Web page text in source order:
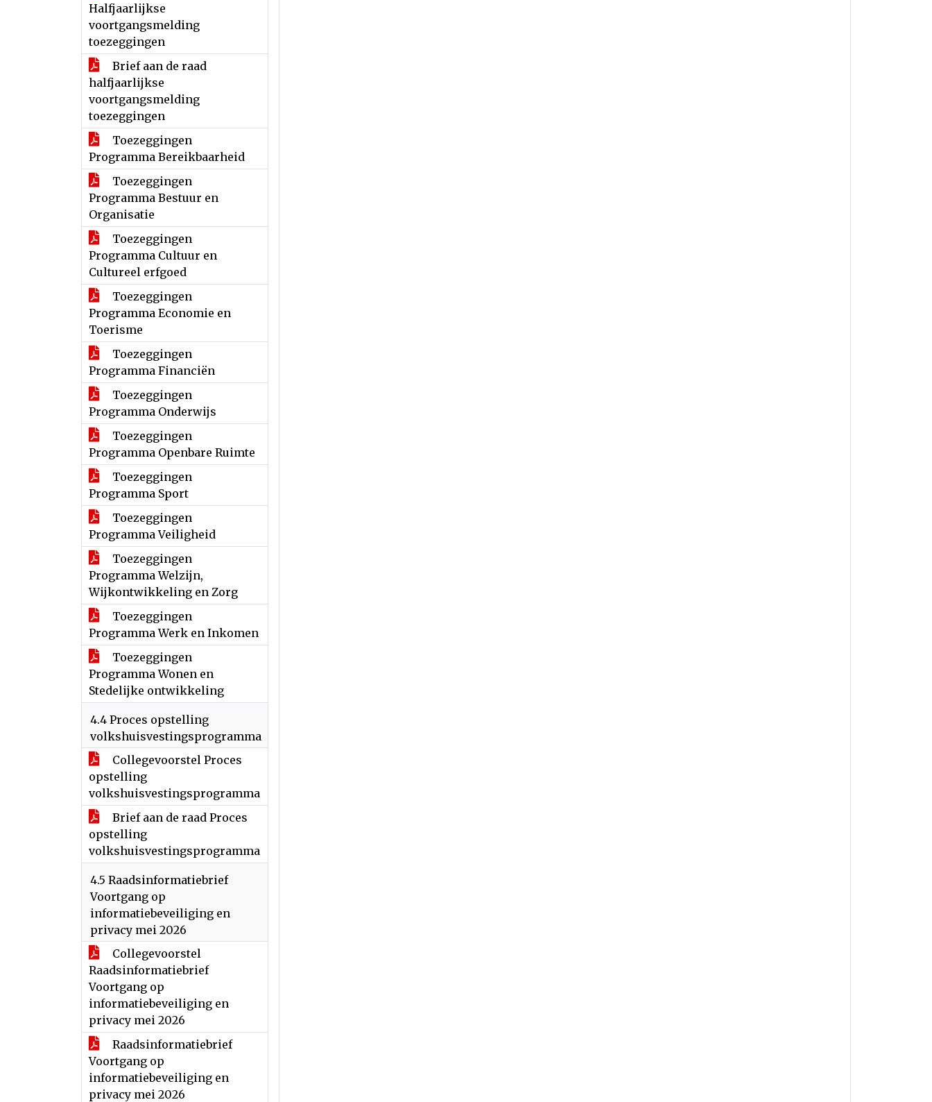
Halfjaarlijkse
voortgangsmelding
toezeggingen
Brief aan de raad
halfjaarlijkse
voortgangsmelding
toezeggingen
Toezeggingen
Programma Bereikbaarheid
Toezeggingen
Programma Bestuur en
Organisatie
Toezeggingen
Programma Cultuur en
Cultureel erfgoed
Toezeggingen
Programma Economie en
Toerisme
Toezeggingen
Programma Financiën
Toezeggingen
Programma Onderwijs
Toezeggingen
Programma Openbare Ruimte
Toezeggingen
Programma Sport
Toezeggingen
Programma Veiligheid
Toezeggingen
Programma Welzijn,
Wijkontwikkeling en Zorg
Toezeggingen
Programma Werk en Inkomen
Toezeggingen
Programma Wonen en
Stedelijke ontwikkeling
4.4 Proces opstelling
volkshuisvestingsprogramma
Collegevoorstel Proces
opstelling
volkshuisvestingsprogramma
Brief aan de raad Proces
opstelling
volkshuisvestingsprogramma
4.5 Raadsinformatiebrief
Voortgang op
informatiebeveiliging en
privacy mei 2026
Collegevoorstel
Raadsinformatiebrief
Voortgang op
informatiebeveiliging en
privacy mei 2026
Raadsinformatiebrief
Voortgang op
informatiebeveiliging en
privacy mei 2026